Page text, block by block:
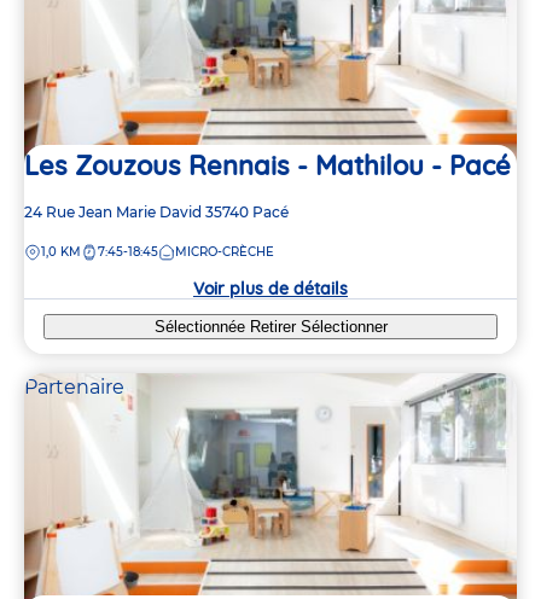
Les Zouzous Rennais - Mathilou - Pacé
Adresse
la
24 Rue Jean Marie David 35740 Pacé
DISTANCE
1,0 KM 7:45-18:45 MICRO-CRÈCHE
Voir plus de détails
Sélectionnée Retirer Sélectionner
Partenaire